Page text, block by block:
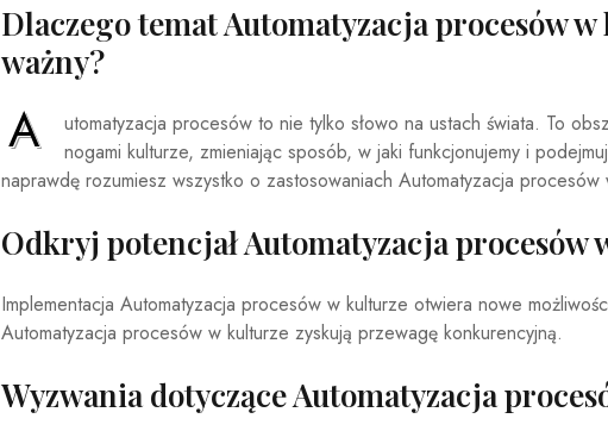
Dlaczego temat Automatyzacja procesów
ważny?
A
utomatyzacja procesów to nie tylko słowo na ustach świata. To
nogami kulturze, zmieniając sposób, w jaki funkcjonujemy i
naprawdę rozumiesz wszystko o zastosowaniach Automatyzacja procesów
Odkryj potencjał Automatyzacja procesów
Implementacja Automatyzacja procesów w kulturze otwiera nowe
Automatyzacja procesów w kulturze zyskują przewagę konkurencyjną.
Wyzwania dotyczące Automatyzacja